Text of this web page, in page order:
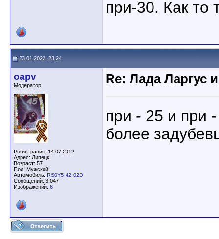
при-30. Как то
23.01.2022, 23:24
oapv
Модератор
Регистрация: 14.07.2012
Адрес: Липецк
Возраст: 57
Пол: Мужской
Автомобиль: RS0Y5-42-02D
Сообщений: 3,047
Изображений: 6
Re: Лада Ларгус
при - 25 и при
более